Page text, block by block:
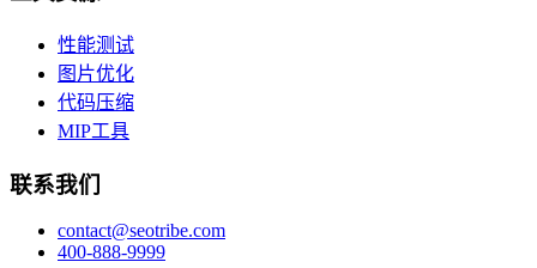
性能测试
图片优化
代码压缩
MIP工具
联系我们
contact@seotribe.com
400-888-9999